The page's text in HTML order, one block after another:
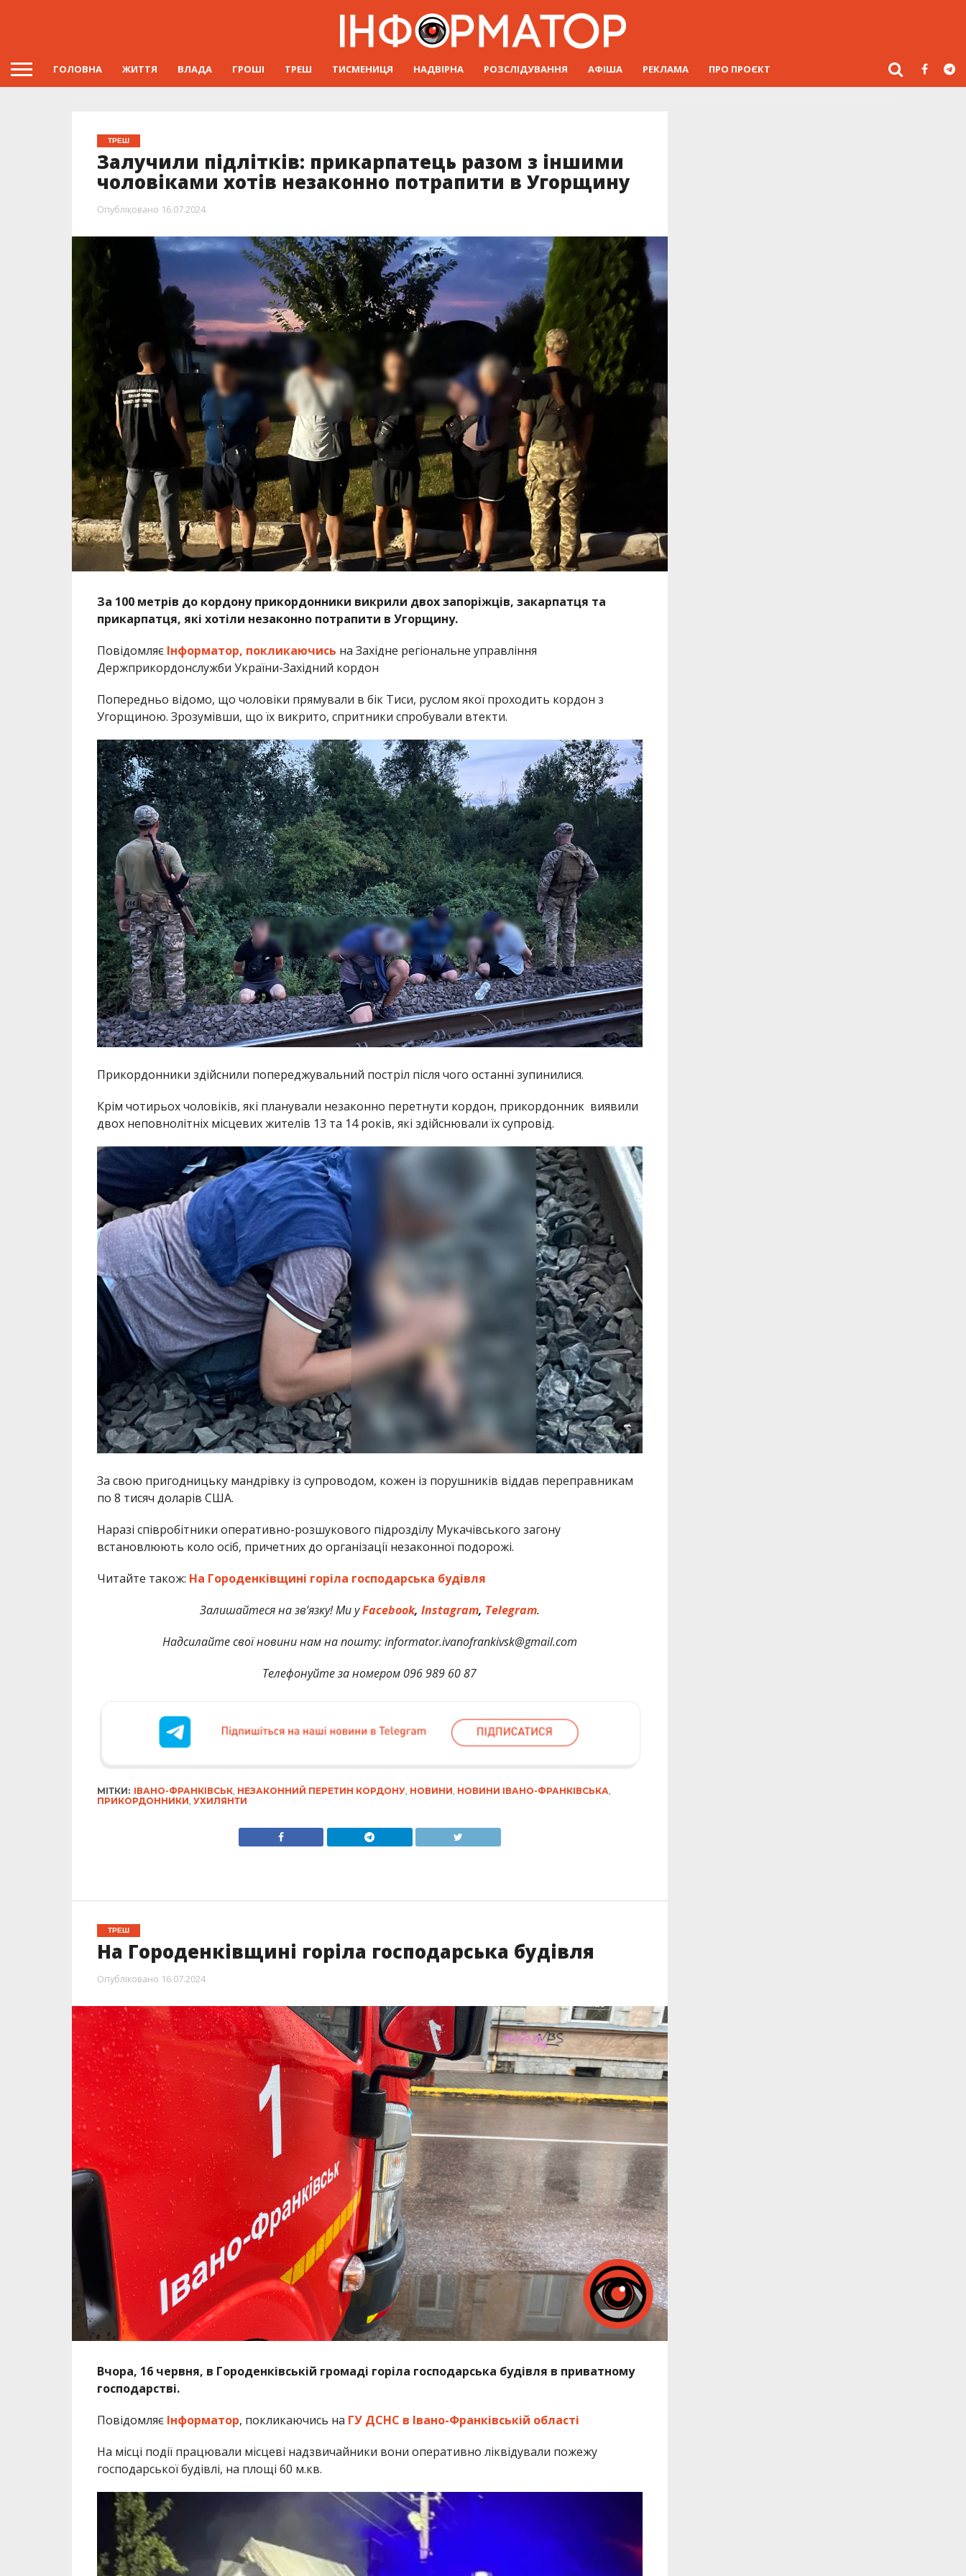
ГОЛОВНА ЖИТТЯ ВЛАДА ГРОШІ ТРЕШ ТИСМЕНИЦЯ НАДВІРНА РОЗСЛІДУВАННЯ АФІША РЕКЛАМА ПРО ПРОЄКТ
ТРЕШ
Залучили підлітків: прикарпатець разом з іншими
чоловіками хотів незаконно потрапити в Угорщину
Опубліковано 16.07.2024
За 100 метрів до кордону прикордонники викрили двох запоріжців, закарпатця та
прикарпатця, які хотіли незаконно потрапити в Угорщину.
Повідомляє Інформатор, покликаючись на Західне регіональне управління
Держприкордонслужби України-Західний кордон
Попередньо відомо, що чоловіки прямували в бік Тиси, руслом якої проходить кордон з
Угорщиною. Зрозумівши, що їх викрито, спритники спробували втекти.
Прикордонники здійснили попереджувальний постріл після чого останні зупинилися.
Крім чотирьох чоловіків, які планували незаконно перетнути кордон, прикордонник виявили
двох неповнолітніх місцевих жителів 13 та 14 років, які здійснювали їх супровід.
За свою пригодницьку мандрівку із супроводом, кожен із порушників віддав переправникам
по 8 тисяч доларів США.
Наразі співробітники оперативно-розшукового підрозділу Мукачівського загону
встановлюють коло осіб, причетних до організації незаконної подорожі.
Читайте також: На Городенківщині горіла господарська будівля
Залишайтеся на зв’язку! Ми уFacebook, Instagram, Telegram.
Надсилайте свої новини нам на пошту: informator.ivanofrankivsk@gmail.com
Телефонуйте за номером 096 989 60 87
МІТКИ: ІВАНО-ФРАНКІВСЬК, НЕЗАКОННИЙ ПЕРЕТИН КОРДОНУ, НОВИНИ НОВИНИ ІВАНО-ФРАНКІВСЬКА
ПРИКОРДОННИКИ УХИЛЯНТИ
ТРЕШ
На Городенківщині горіла господарська будівля
Опубліковано 16.07.2024
Вчора, 16 червня, в Городенківській громаді горіла господарська будівля в приватному
господарстві.
Повідомляє Інформатор, покликаючись на ГУ ДСНС в Івано-Франківській області
На місці події працювали місцеві надзвичайники вони оперативно ліквідували пожежу
господарської будівлі, на площі 60 м.кв.